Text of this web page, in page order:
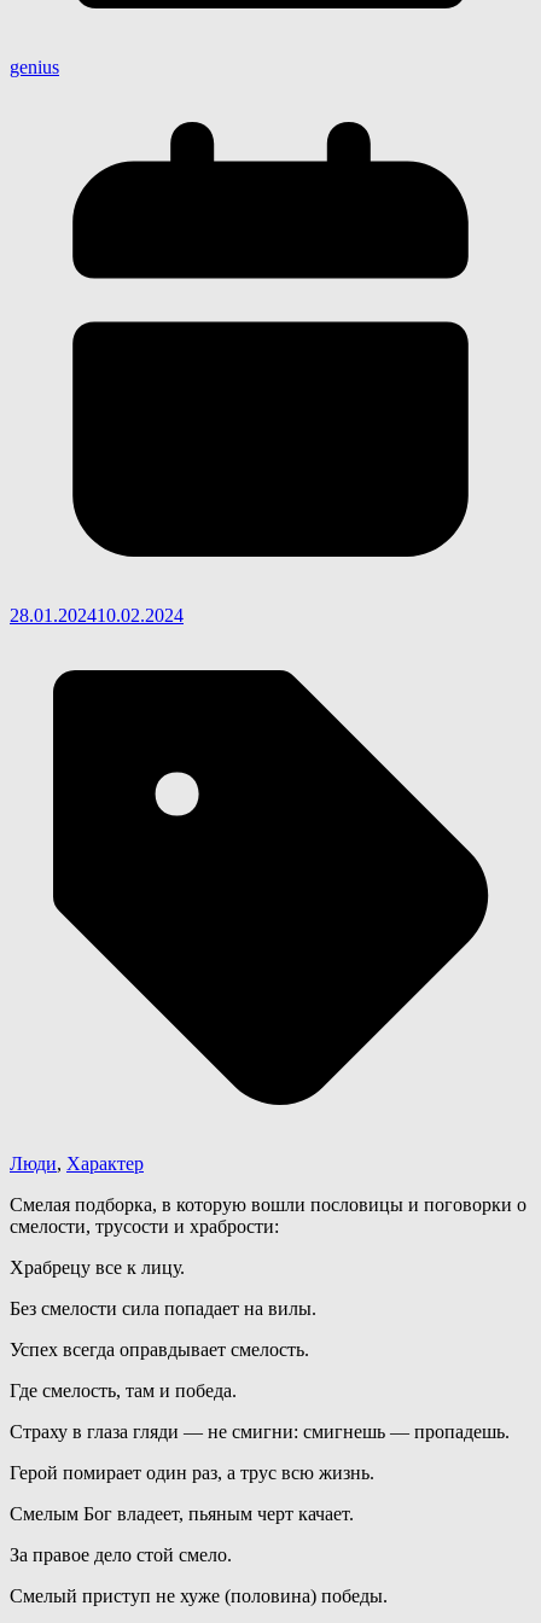
genius
28.01.202410.02.2024
Люди, Характер
Смелая подборка, в которую вошли пословицы и поговорки о
смелости, трусости и храбрости:
Храбрецу все к лицу.
Без смелости сила попадает на вилы.
Успех всегда оправдывает смелость.
Где смелость, там и победа.
Страху в глаза гляди — не смигни: смигнешь — пропадешь.
Герой помирает один раз, а трус всю жизнь.
Смелым Бог владеет, пьяным черт качает.
За правое дело стой смело.
Смелый приступ не хуже (половина) победы.